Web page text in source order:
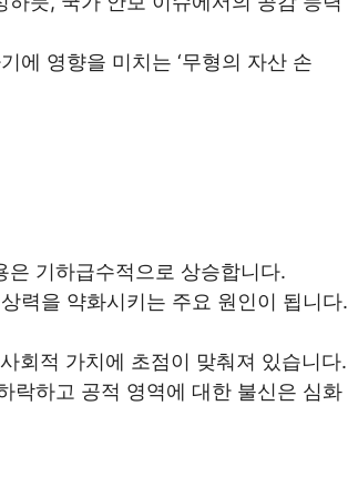
에 영향을 미치는 ‘무형의 자산 손
기하급수적으로 상승합니다.
력을 약화시키는 주요 원인이 됩니다.
회적 가치에 초점이 맞춰져 있습니다.
락하고 공적 영역에 대한 불신은 심화